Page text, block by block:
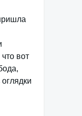
вот